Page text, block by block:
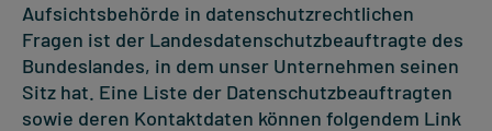
Aufsichtsbehörde in datenschutzrechtlichen
Fragen ist der Landesdatenschutzbeauftragte des
Bundeslandes, in dem unser Unternehmen seinen
Sitz hat. Eine Liste der Datenschutzbeauftragten
sowie deren Kontaktdaten können folgendem Link